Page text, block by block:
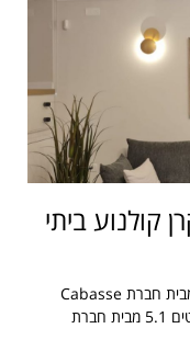
קולנוע ביתי
התקנת מערכת סראונד וקולנוע ביתי איכותית מבית חברת Cabasse
בסלון המערכת כוללת מערכת רמקולים סטלייטים 5.1 מבית חברת